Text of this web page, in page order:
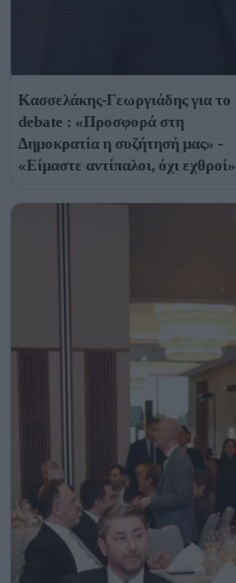
Κασσελάκης-Γεωργιάδης για το
debate : «Προσφορά στη
Δημοκρατία η συζήτησή μας» -
«Είμαστε αντίπαλοι, όχι εχθροί»